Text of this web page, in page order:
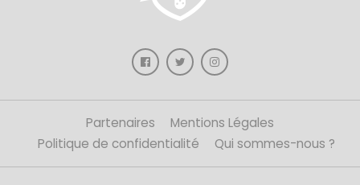
Partenaires
Mentions Légales
Politique de confidentialité
Qui sommes-nous ?